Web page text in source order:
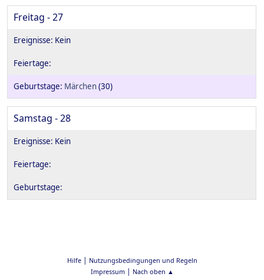
Freitag - 27
Märchen(30)
Samstag - 28
Hilfe| Nutzungsbedingungen und Regeln
Impressum| Nach oben ▲